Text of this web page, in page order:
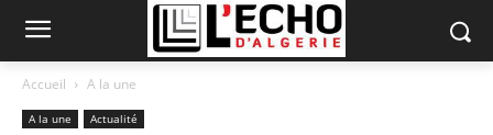
Accueil A la une
A la une Actualité